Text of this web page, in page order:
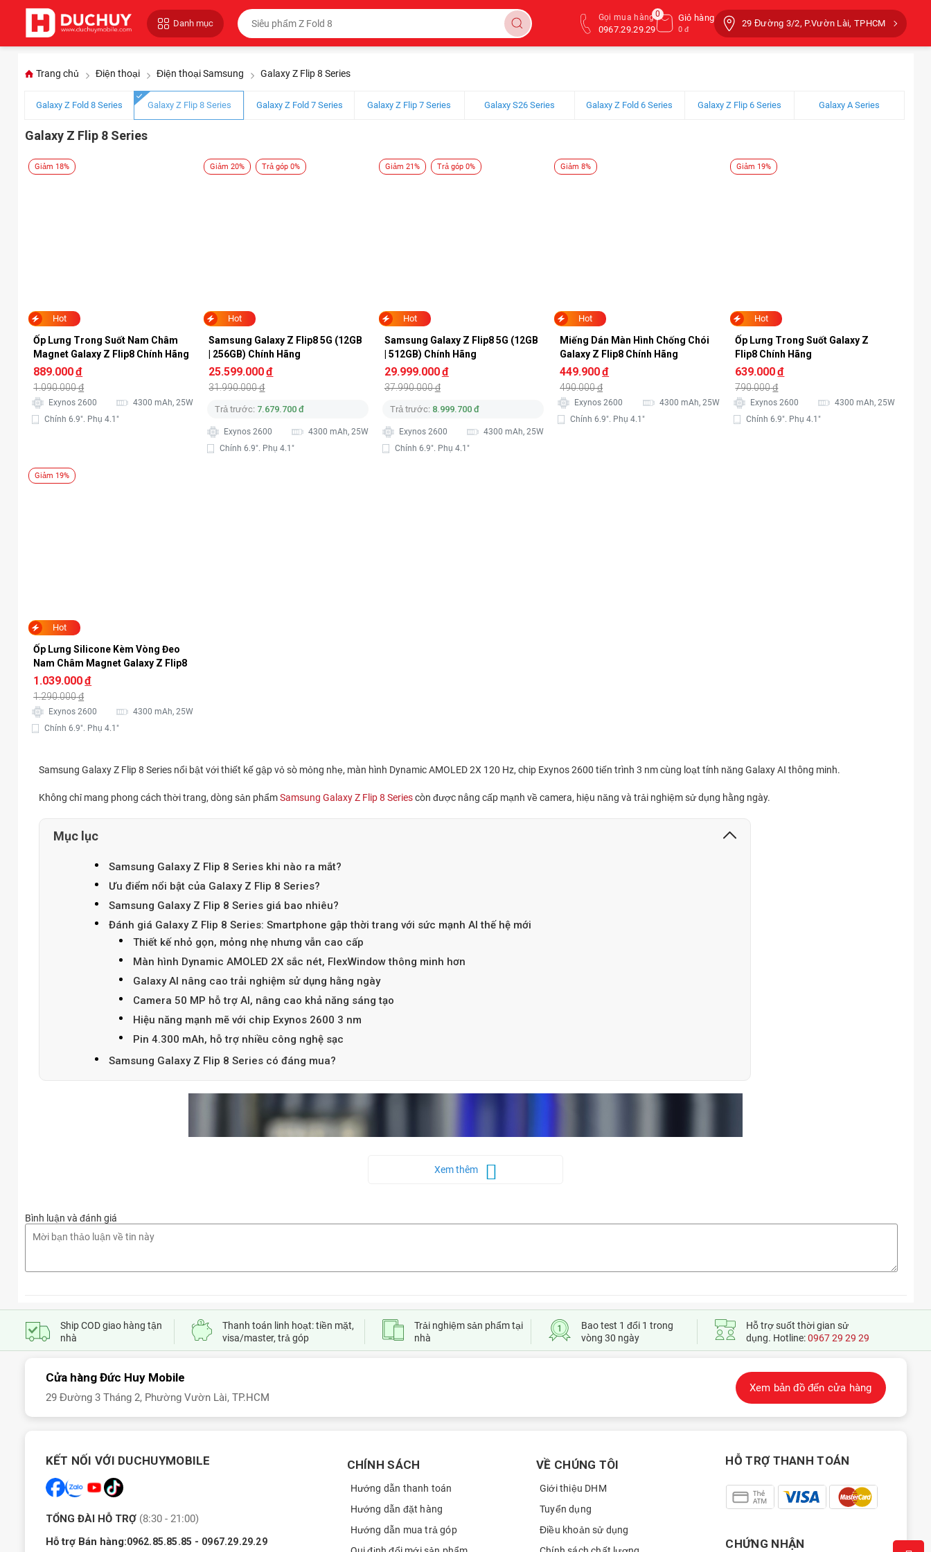
Danh mục
Gọi mua hàng
0967.29.29.29
Giỏ hàng
0 đ
0
29 Đường 3/2, P.Vườn Lài, TPHCM
Trang chủ Điện thoại Điện thoại Samsung Galaxy Z Flip 8 Series
Galaxy Z Fold 8 Series Galaxy Z Flip 8 Series Galaxy Z Fold 7 Series Galaxy Z Flip 7 Series Galaxy S26 Series Galaxy Z Fold 6 Series Galaxy Z Flip 6 Series Galaxy A Series
Galaxy Z Flip 8 Series
Giảm 18%
Hot
Ốp Lưng Trong Suốt Nam Châm
Magnet Galaxy Z Flip8 Chính Hãng
889.000đ
1.090.000đ
Exynos 2600
4300 mAh, 25W
Chính 6.9". Phụ 4.1"
Giảm 20% Trả góp 0%
Hot
Samsung Galaxy Z Flip8 5G (12GB
| 256GB) Chính Hãng
25.599.000đ
31.990.000đ
Trả trước: 7.679.700 đ
Exynos 2600
4300 mAh, 25W
Chính 6.9". Phụ 4.1"
Giảm 21% Trả góp 0%
Hot
Samsung Galaxy Z Flip8 5G (12GB
| 512GB) Chính Hãng
29.999.000đ
37.990.000đ
Trả trước: 8.999.700 đ
Exynos 2600
4300 mAh, 25W
Chính 6.9". Phụ 4.1"
Giảm 8%
Hot
Miếng Dán Màn Hình Chống Chói
Galaxy Z Flip8 Chính Hãng
449.900đ
490.000đ
Exynos 2600
4300 mAh, 25W
Chính 6.9". Phụ 4.1"
Giảm 19%
Hot
Ốp Lưng Trong Suốt Galaxy Z
Flip8 Chính Hãng
639.000đ
790.000đ
Exynos 2600
4300 mAh, 25W
Chính 6.9". Phụ 4.1"
Giảm 19%
Hot
Ốp Lưng Silicone Kèm Vòng Đeo
Nam Châm Magnet Galaxy Z Flip8
Chính Hãng
1.039.000đ
1.290.000đ
Exynos 2600
4300 mAh, 25W
Chính 6.9". Phụ 4.1"
Samsung Galaxy Z Flip 8 Series nổi bật với thiết kế gập vỏ sò mỏng nhẹ, màn hình Dynamic AMOLED 2X 120 Hz, chip Exynos 2600 tiến trình 3 nm cùng loạt tính năng Galaxy AI thông minh.
Không chỉ mang phong cách thời trang, dòng sản phẩmSamsung Galaxy Z Flip 8 Seriescòn được nâng cấp mạnh về camera, hiệu năng và trải nghiệm sử dụng hằng ngày.
Mục lục
Samsung Galaxy Z Flip 8 Series khi nào ra mắt?
Ưu điểm nổi bật của Galaxy Z Flip 8 Series?
Samsung Galaxy Z Flip 8 Series giá bao nhiêu?
Đánh giá Galaxy Z Flip 8 Series: Smartphone gập thời trang với sức mạnh AI thế hệ mới
Thiết kế nhỏ gọn, mỏng nhẹ nhưng vẫn cao cấp
Màn hình Dynamic AMOLED 2X sắc nét, FlexWindow thông minh hơn
Galaxy AI nâng cao trải nghiệm sử dụng hằng ngày
Camera 50 MP hỗ trợ AI, nâng cao khả năng sáng tạo
Hiệu năng mạnh mẽ với chip Exynos 2600 3 nm
Pin 4.300 mAh, hỗ trợ nhiều công nghệ sạc
Samsung Galaxy Z Flip 8 Series có đáng mua?
Samsung Galaxy Z Flip 8 Series sẵn hàng
Xem thêm
Bình luận và đánh giá
Ship COD giao hàng tận
nhà
Thanh toán linh hoạt: tiền mặt,
visa/master, trả góp
Trải nghiệm sản phẩm tại
nhà
Bao test 1 đổi 1 trong
vòng 30 ngày
Hỗ trợ suốt thời gian sử
dụng. Hotline:0967 29 29 29
Cửa hàng Đức Huy Mobile
29 Đường 3 Tháng 2, Phường Vườn Lài, TP.HCM
Xem bản đồ đến cửa hàng
KẾT NỐI VỚI DUCHUYMOBILE
TỔNG ĐÀI HỖ TRỢ (8:30 - 21:00)
Hỗ trợ Bán hàng:0962.85.85.85 - 0967.29.29.29
CHÍNH SÁCH
Hướng dẫn thanh toán
Hướng dẫn đặt hàng
Hướng dẫn mua trả góp
VỀ CHÚNG TÔI
Giới thiệu DHM
Tuyển dụng
Điều khoản sử dụng
HỖ TRỢ THANH TOÁN
CHỨNG NHẬN